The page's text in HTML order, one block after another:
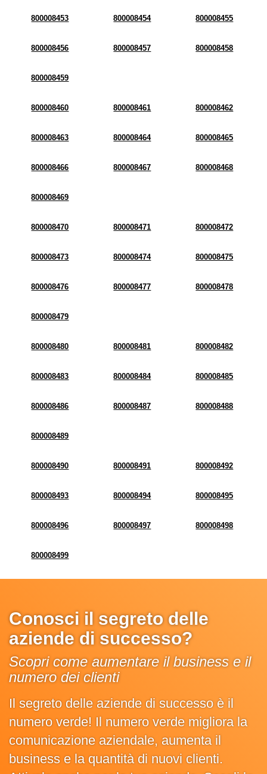
800008453 800008454 800008455
800008456 800008457 800008458
800008459
800008460 800008461 800008462
800008463 800008464 800008465
800008466 800008467 800008468
800008469
800008470 800008471 800008472
800008473 800008474 800008475
800008476 800008477 800008478
800008479
800008480 800008481 800008482
800008483 800008484 800008485
800008486 800008487 800008488
800008489
800008490 800008491 800008492
800008493 800008494 800008495
800008496 800008497 800008498
800008499
Conosci il segreto delle
aziende di successo?
Scopri come aumentare il business e il
numero dei clienti
Il segreto delle aziende di successo è il
numero verde! Il numero verde migliora la
comunicazione aziendale, aumenta il
business e la quantità di nuovi clienti.